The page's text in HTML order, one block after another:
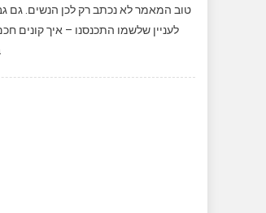
לעניין שלשמו התכנסנו – איך קונים